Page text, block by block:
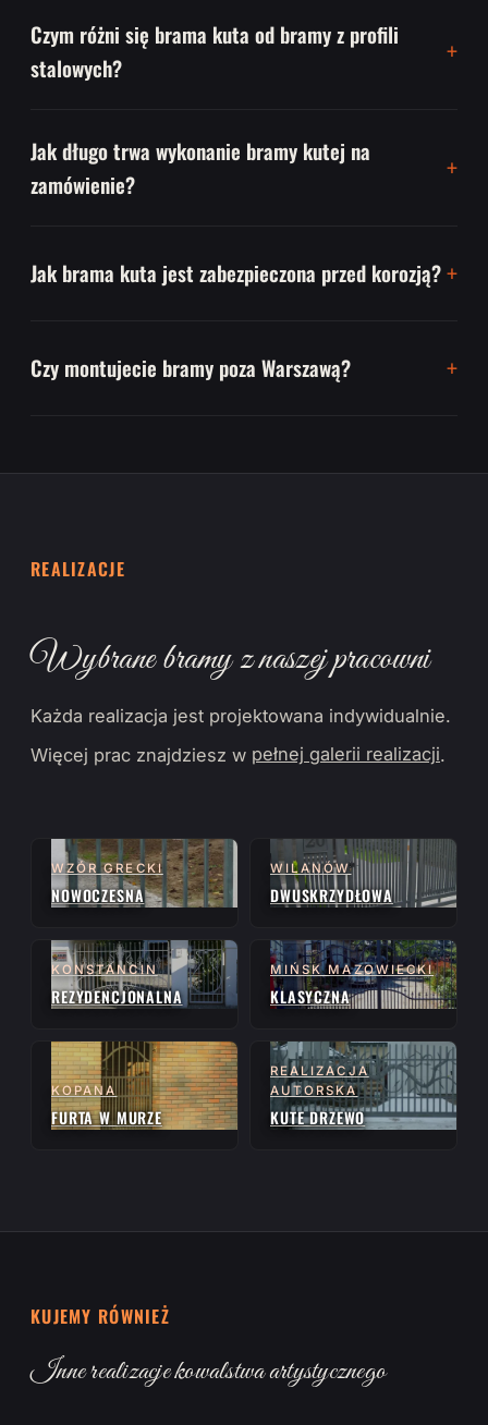
Czym różni się brama kuta od bramy z profili
stalowych?
Jak długo trwa wykonanie bramy kutej na
zamówienie?
Jak brama kuta jest zabezpieczona przed korozją?
Czy montujecie bramy poza Warszawą?
REALIZACJE
Wybrane bramy z naszej pracowni
Każda realizacja jest projektowana indywidualnie.
Więcej prac znajdziesz w pełnej galerii realizacji.
WZÓR GRECKI
NOWOCZESNA
WILANÓW
DWUSKRZYDŁOWA
KONSTANCIN
REZYDENCJONALNA
MIŃSK MAZOWIECKI
KLASYCZNA
KOPANA
FURTA W MURZE
REALIZACJA
AUTORSKA
KUTE DRZEWO
KUJEMY RÓWNIEŻ
Inne realizacje kowalstwa artystycznego